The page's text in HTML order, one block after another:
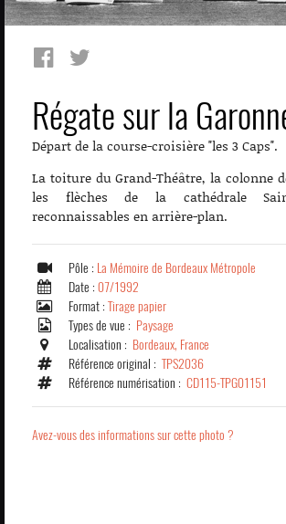
Régate sur la
Départ de la course-croisière "les 3 Caps".
La toiture du Grand-Théâtre, la colonne
les flèches de la cathédrale
reconnaissables en arrière-plan.
Pôle : La Mémoire de Bordeaux Métropole
Date : 07/1992
Format : Tirage papier
Types de vue : Paysage
Localisation : Bordeaux, France
Référence original : TPS2036
Référence numérisation : CD115-TPG01151
Avez-vous des informations sur cette photo ?